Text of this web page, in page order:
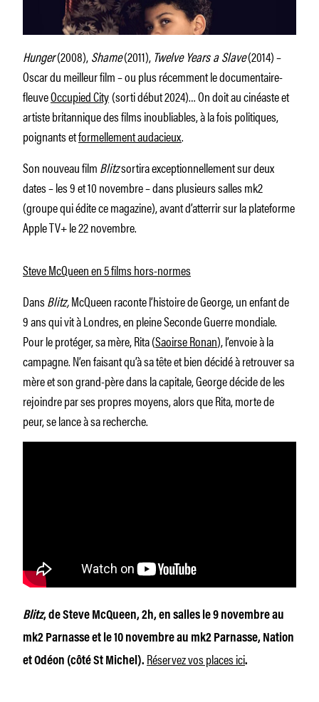
Hunger(2008),Shame(2011), Twelve Years a Slave(2014) –
Oscar du meilleur film – ou plus récemment le documentaire-
fleuveOccupied City(sorti début 2024)… On doit au cinéaste et
artiste britannique des films inoubliables, à la fois politiques,
poignants etformellement audacieux.
Son nouveau filmBlitzsortira exceptionnellement sur deux
dates – les 9 et 10 novembre – dans plusieurs salles mk2
(groupe qui édite ce magazine), avant d’atterrir sur la plateforme
Apple TV+ le 22 novembre.
Steve McQueen en 5 films hors-normes
DansBlitz,McQueen raconte l’histoire de George, un enfant de
9 ans qui vit à Londres, en pleine Seconde Guerre mondiale.
Pour le protéger, sa mère, Rita (Saoirse Ronan), l’envoie à la
campagne. N’en faisant qu’à sa tête et bien décidé à retrouver sa
mère et son grand-père dans la capitale, George décide de les
rejoindre par ses propres moyens, alors que Rita, morte de
peur, se lance à sa recherche.
Blitz, de Steve McQueen, 2h, en salles le 9 novembre au
mk2 Parnasse et le 10 novembre au mk2 Parnasse, Nation
et Odéon (côté St Michel). Réservez vos places ici.